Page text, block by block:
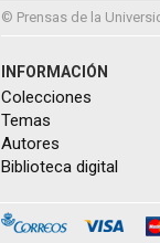
© Prensas de la
INFORMACIÓN
Colecciones
Temas
Autores
Biblioteca digital